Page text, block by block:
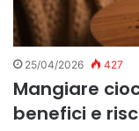
25/04/2026 427
Mangiare
benefici e